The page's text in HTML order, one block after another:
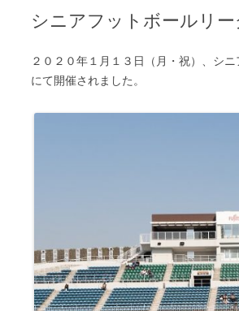
シニアフットボールリー
２０２０年１月１３日（月・祝）、シ
にて開催されました。